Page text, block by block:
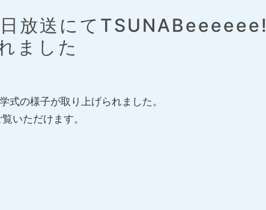
日放送にてTSUNABeeeeee!
ました
の様子が取り上げられました。
いただけます。